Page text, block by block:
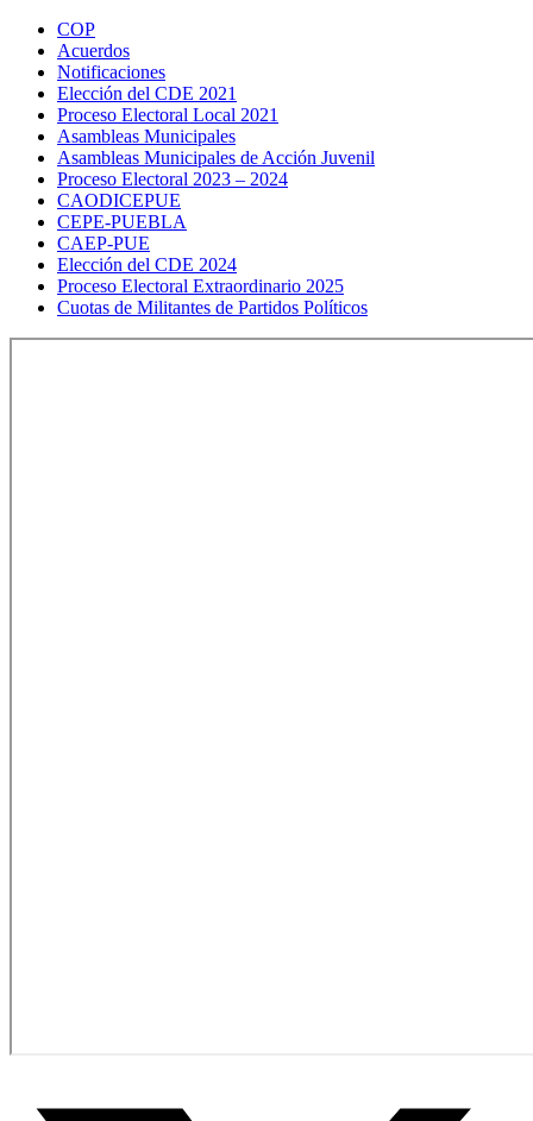
COP
Acuerdos
Notificaciones
Elección del CDE 2021
Proceso Electoral Local 2021
Asambleas Municipales
Asambleas Municipales de Acción Juvenil
Proceso Electoral 2023 – 2024
CAODICEPUE
CEPE-PUEBLA
CAEP-PUE
Elección del CDE 2024
Proceso Electoral Extraordinario 2025
Cuotas de Militantes de Partidos Políticos